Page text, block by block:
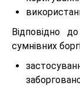
Відповідно до
сумнівних